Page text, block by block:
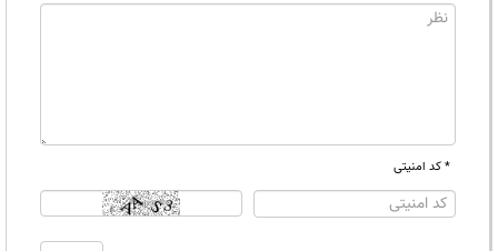
* کد امنیتی